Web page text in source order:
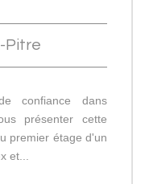
Pitre
confiance dans
présenter cette
premier étage d'un
et...